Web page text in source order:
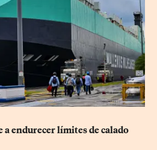
a endurecer límites de calado